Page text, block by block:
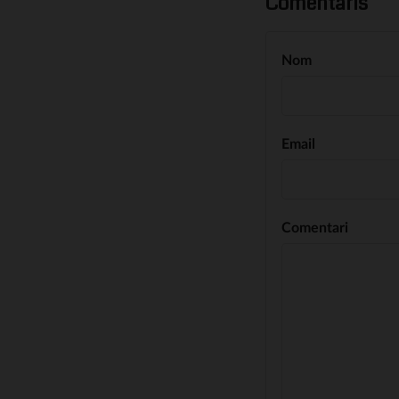
Nom
Email
Comentari